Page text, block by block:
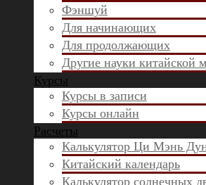
Фэншуй
Для начинающих
Для продолжающих
Другие науки китайской
Курсы
Курсы в записи
Курсы онлайн
Расчеты
Калькулятор Ци Мэнь
Китайский календарь
Калькулятор солнечных